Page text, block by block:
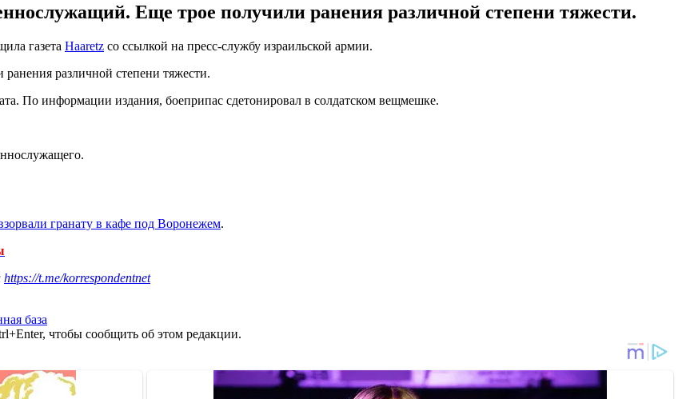
Еще трое получили ранения различной степени тяжести.
газета Haaretz со ссылкой на пресс-службу израильской армии.
различной степени тяжести.
По информации издания, боеприпас сдетонировал в солдатском вещмешке.
гранату в кафе под Воронежем.
https://t.me/korrespondentnet
база
чтобы сообщить об этом редакции.